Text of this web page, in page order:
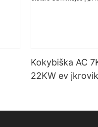
Kokybiška AC
22KW ev